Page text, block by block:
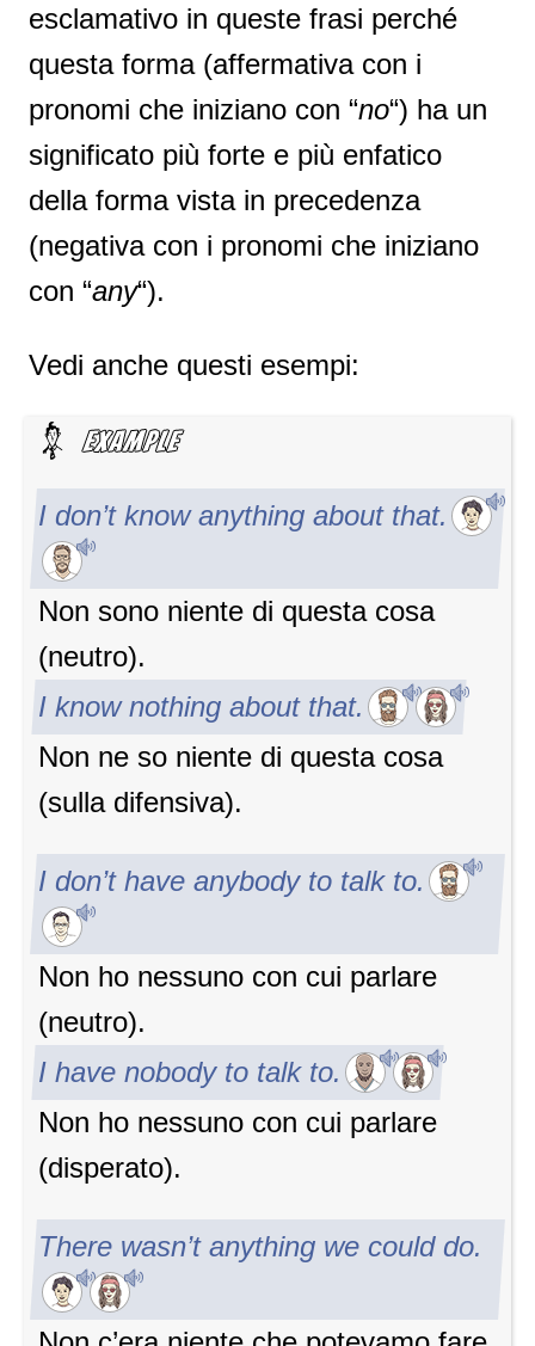
esclamativo in queste frasi perché
questa forma (affermativa con i
pronomi che iniziano con “no“) ha un
significato più forte e più enfatico
della forma vista in precedenza
(negativa con i pronomi che iniziano
con “any“).
Vedi anche questi esempi:
I don’t know anything about that.
Non sono niente di questa cosa
(neutro).
I know nothing about that.
Non ne so niente di questa cosa
(sulla difensiva).
I don’t have anybody to talk to.
Non ho nessuno con cui parlare
(neutro).
I have nobody to talk to.
Non ho nessuno con cui parlare
(disperato).
There wasn’t anything we could do.